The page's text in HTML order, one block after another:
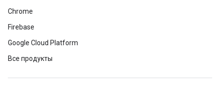
Chrome
Firebase
Google Cloud Platform
Все продукты